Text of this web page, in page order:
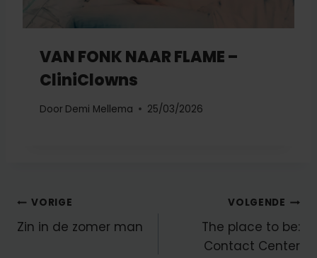
VAN FONK NAAR FLAME –
CliniClowns
Door Demi Mellema 25/03/2026
Bericht
navigatie
VORIGE
Zin in de zomer man
VOLGENDE
The place to be:
Contact Center